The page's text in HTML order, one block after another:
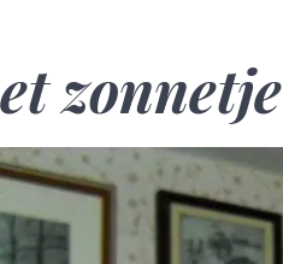
zonnetje